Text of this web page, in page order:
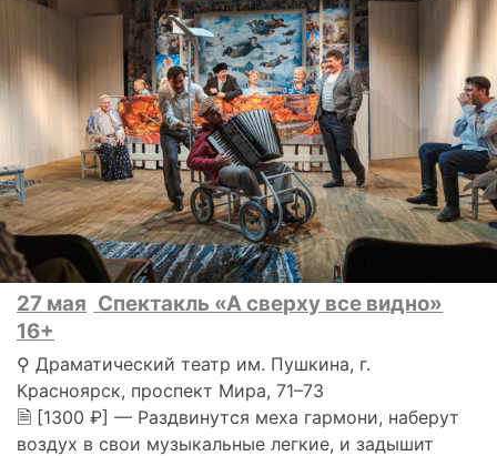
27 мая Спектакль «А сверху все видно»
16+
⚲ Драматический театр им. Пушкина, г.
Красноярск, проспект Мира, 71–73
🗎 [1300 ₽] — Раздвинутся меха гармони, наберут
воздух в свои музыкальные легкие, и задышит